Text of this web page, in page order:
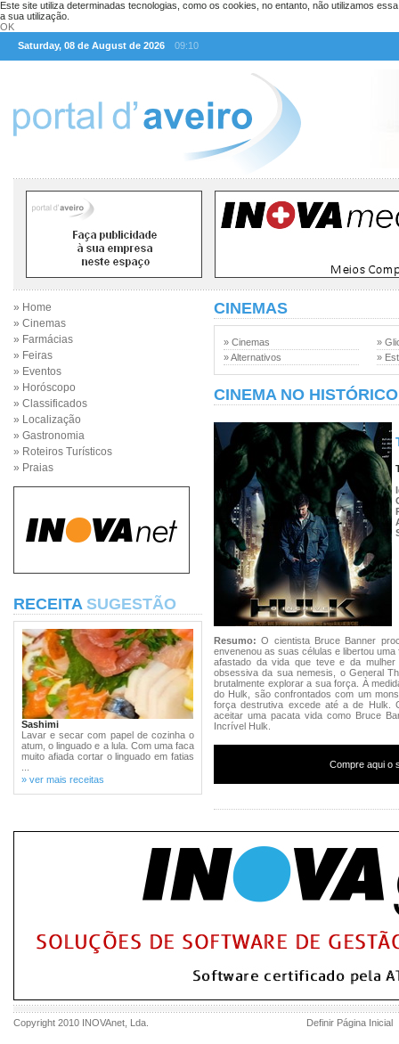
Este site utiliza determinadas tecnologias, como os cookies, no entanto, não utilizamos
a sua utilização.
OK
Saturday, 08 de August de 2026
09:10
» Home
» Cinemas
» Farmácias
» Feiras
» Eventos
» Horóscopo
» Classificados
» Localização
» Gastronomia
» Roteiros Turísticos
» Praias
RECEITA SUGESTÃO
Sashimi
Lavar e secar com papel de cozinha o
atum, o linguado e a lula. Com uma faca
muito afiada cortar o linguado em fatias
» ver mais receitas
CINEMAS
» Cinemas
» Alternativos
»
»
CINEMA NO HISTÓRICO
Resumo:O cientista Bruce Banner
envenenou as suas células e libertou
afastado da vida que teve e da
obsessiva da sua nemesis, o General
brutalmente explorar a sua força. À
do Hulk, são confrontados com um
força destrutiva excede até a de Hulk.
aceitar uma pacata vida como Bruce
Incrível Hulk.
Compre aqui o
Copyright 2010 INOVAnet , Lda. Definir Página Inicial